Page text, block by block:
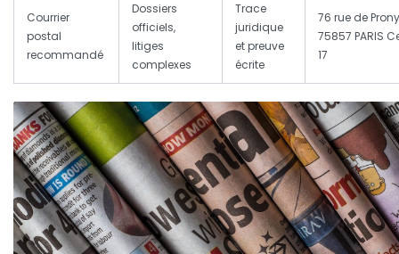
Courrier
postal
recommandé
Dossiers
officiels,
litiges
complexes
Trace
juridique
et preuve
écrite
76 rue de
75857 PARIS
17